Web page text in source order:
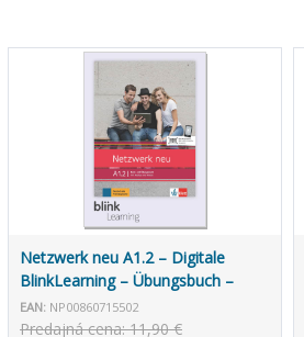
Netzwerk neu A1.2 – Digitale
BlinkLearning – Übungsbuch –
Lernende (14 mesiacov)
EAN: NP00860715502
Predajná cena: 11,90 €